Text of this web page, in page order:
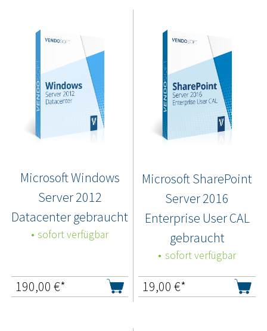
Microsoft Windows
Server 2012
Datacenter gebraucht
sofort verfügbar
190,00 €*
Microsoft SharePoint
Server 2016
Enterprise User CAL
gebraucht
sofort verfügbar
19,00 €*